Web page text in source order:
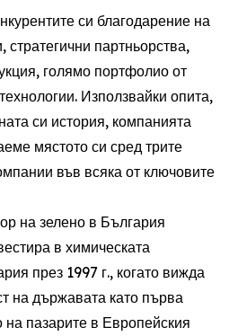
си благодарение на
стратегични партньорства,
голямо портфолио от
Използвайки опита,
си история, компанията
мястото си сред трите
във всяка от ключовите
на зелено в България
в химическата
през 1997 г., когато вижда
на държавата като първа
на пазарите в Европейския